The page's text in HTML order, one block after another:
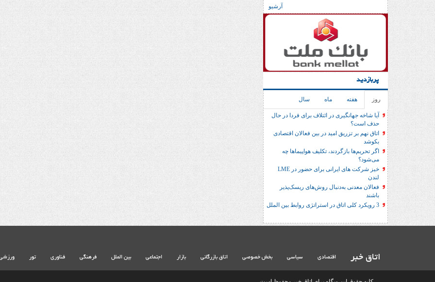
آرشیو
پربازدید
روز هفته ماه سال
آیا شاخه جهانگیری در ائتلاف برای فردا در حال
حذف است؟
اتاق نهم بر تزریق امید در بین فعالان اقتصادی
بکوشد
اگر تحریم‌ها بازگردند، تکلیف هواپیماها چه
می‌شود؟
خیز شرکت های ایرانی برای حضور در LME
لندن
فعالان معدنی به‌دنبال روش‌های ریسک‌پذیر
باشند
3 رویکرد کلی اتاق در استراتژی روابط بین الملل
خامنه ای
شهادت حضرت آیت الله‌العظمی
اتاق خبر اقتصادی سیاسی بخش خصوصی اتاق بازرگانی بازار اجتماعی بین الملل فرهنگی فناوری تور